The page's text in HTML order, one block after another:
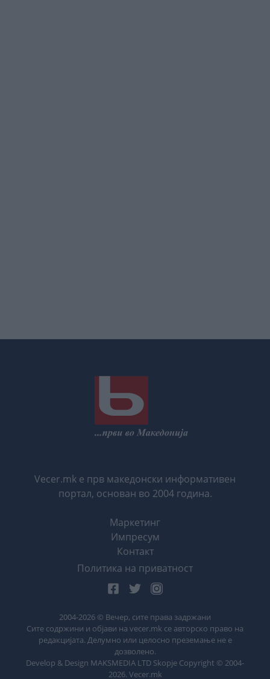
Vecer.mk е прв македонски информативен
портал, основан во 2004 година.
Маркетинг
Импресум
Контакт
Политика на приватност
2004-2026 © Вечер, сите права задржани
Сите содржини и објави на vecer.mk се авторско право на
редакцијата. Делумно или целосно преземање не е
дозволено.
Develop & Design MAKSMEDIA LTD Skopje Copyright © 2004-
2026. Vecer.mk